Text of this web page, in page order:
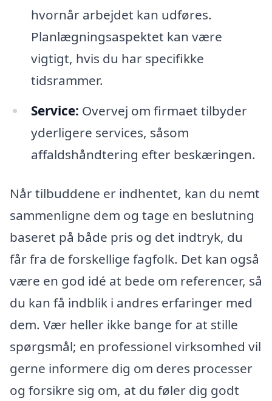
hvornår arbejdet kan udføres.
Planlægningsaspektet kan være
vigtigt, hvis du har specifikke
tidsrammer.
Service: Overvej om firmaet tilbyder
yderligere services, såsom
affaldshåndtering efter beskæringen.
Når tilbuddene er indhentet, kan du nemt
sammenligne dem og tage en beslutning
baseret på både pris og det indtryk, du
får fra de forskellige fagfolk. Det kan også
være en god idé at bede om referencer, så
du kan få indblik i andres erfaringer med
dem. Vær heller ikke bange for at stille
spørgsmål; en professionel virksomhed vil
gerne informere dig om deres processer
og forsikre sig om, at du føler dig godt